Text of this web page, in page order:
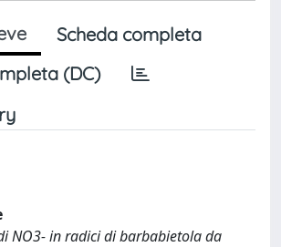
Scheda completa
(DC)
NO3- in radici di barbabietola da